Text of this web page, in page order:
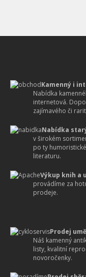
Kamenný i
Nabídka
internetová.
zajímavého či
Nabídka
v širokém
po ty
literaturu.
Výkup knih a
provádíme za
prodeje.
Prodej
Náš kamenný
listy, kvalitní
novoročenky.